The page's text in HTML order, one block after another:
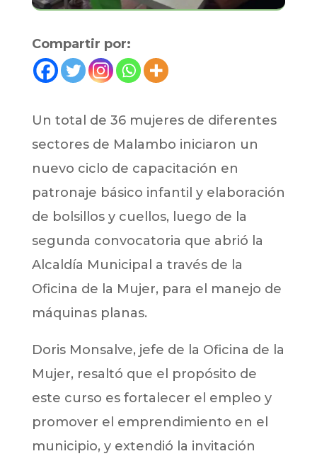
Compartir por:
Un total de 36 mujeres de diferentes
sectores de Malambo iniciaron un
nuevo ciclo de capacitación en
patronaje básico infantil y elaboración
de bolsillos y cuellos, luego de la
segunda convocatoria que abrió la
Alcaldía Municipal a través de la
Oficina de la Mujer, para el manejo de
máquinas planas.
Doris Monsalve, jefe de la Oficina de la
Mujer, resaltó que el propósito de
este curso es fortalecer el empleo y
promover el emprendimiento en el
municipio, y extendió la invitación